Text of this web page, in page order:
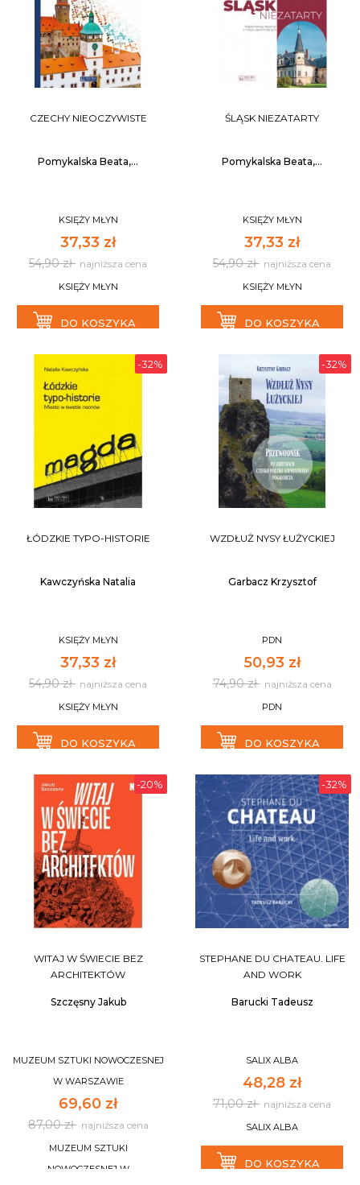
CZECHY NIEOCZYWISTE
Pomykalska Beata,...
KSIĘŻY MŁYN
37,33 zł
54,90 zł najniższa cena
KSIĘŻY MŁYN
DO KOSZYKA
ŚLĄSK NIEZATARTY
Pomykalska Beata,...
KSIĘŻY MŁYN
37,33 zł
54,90 zł najniższa cena
KSIĘŻY MŁYN
DO KOSZYKA
-32%
ŁÓDZKIE TYPO-HISTORIE
Kawczyńska Natalia
KSIĘŻY MŁYN
37,33 zł
54,90 zł najniższa cena
KSIĘŻY MŁYN
DO KOSZYKA
-32%
WZDŁUŻ NYSY ŁUŻYCKIEJ
Garbacz Krzysztof
PDN
50,93 zł
74,90 zł najniższa cena
PDN
DO KOSZYKA
-20%
WITAJ W ŚWIECIE BEZ
ARCHITEKTÓW
Szczęsny Jakub
MUZEUM SZTUKI NOWOCZESNEJ
W WARSZAWIE
69,60 zł
87,00 zł najniższa cena
MUZEUM SZTUKI
NOWOCZESNEJ W
-32%
STEPHANE DU CHATEAU. LIFE
AND WORK
Barucki Tadeusz
SALIX ALBA
48,28 zł
71,00 zł najniższa cena
SALIX ALBA
DO KOSZYKA